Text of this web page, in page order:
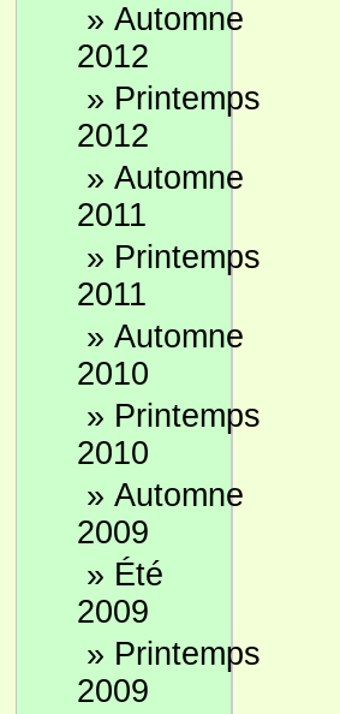
» Automne
2012
» Printemps
2012
» Automne
2011
» Printemps
2011
» Automne
2010
» Printemps
2010
» Automne
2009
» Été
2009
» Printemps
2009